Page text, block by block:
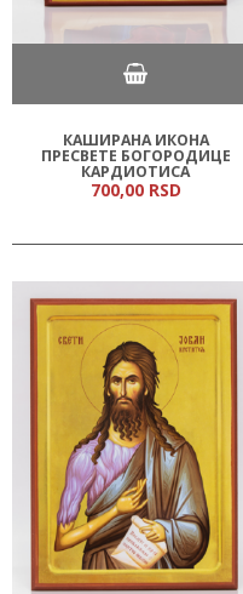
КАШИРАНА ИКОНА
ПРЕСВЕТЕ БОГОРОДИЦЕ
КАРДИОТИСА
700,00 RSD